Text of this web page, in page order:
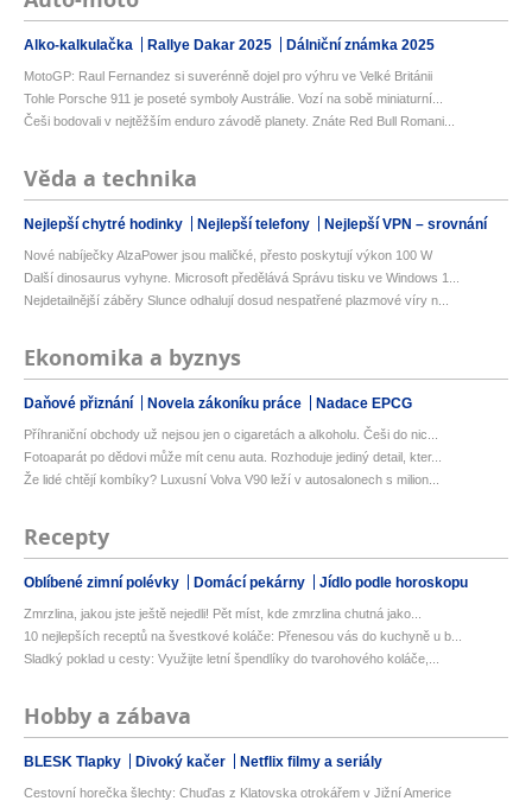
Alko-kalkulačka Rallye Dakar 2025 Dálniční známka 2025
MotoGP: Raul Fernandez si suverénně dojel pro výhru ve Velké Británii
Tohle Porsche 911 je poseté symboly Austrálie. Vozí na sobě miniaturní...
Češi bodovali v nejtěžším enduro závodě planety. Znáte Red Bull Romani...
Věda a technika
Nejlepší chytré hodinky Nejlepší telefony Nejlepší VPN – srovnání
Nové nabíječky AlzaPower jsou maličké, přesto poskytují výkon 100 W
Další dinosaurus vyhyne. Microsoft předělává Správu tisku ve Windows 1...
Nejdetailnější záběry Slunce odhalují dosud nespatřené plazmové víry n...
Ekonomika a byznys
Daňové přiznání Novela zákoníku práce Nadace EPCG
Příhraniční obchody už nejsou jen o cigaretách a alkoholu. Češi do nic...
Fotoaparát po dědovi může mít cenu auta. Rozhoduje jediný detail, kter...
Že lidé chtějí kombíky? Luxusní Volva V90 leží v autosalonech s milion...
Recepty
Oblíbené zimní polévky Domácí pekárny Jídlo podle horoskopu
Zmrzlina, jakou jste ještě nejedli! Pět míst, kde zmrzlina chutná jako...
10 nejlepších receptů na švestkové koláče: Přenesou vás do kuchyně u b...
Sladký poklad u cesty: Využijte letní špendlíky do tvarohového koláče,...
Hobby a zábava
BLESK Tlapky Divoký kačer Netflix filmy a seriály
Cestovní horečka šlechty: Chuďas z Klatovska otrokářem v Jižní Americe